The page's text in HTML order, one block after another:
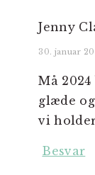
Jenny
30. januar
Må
glæde
vi
Besvar